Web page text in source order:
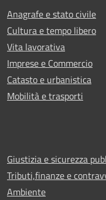
Anagrafe e stato civile
Cultura e tempo libero
Vita lavorativa
Imprese e Commercio
Catasto e urbanistica
Mobilità e trasporti
Giustizia e sicurezza
Tributi,finanze e
Ambiente